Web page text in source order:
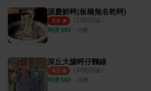
源慶鮮蚵(板橋無名乾蚵)
4.6 （ 23則評論）
均消 $90 ・ 小吃
深丘大腸蚵仔麵線
4.1 （ 34則評論）
均消 $60 ・ 小吃